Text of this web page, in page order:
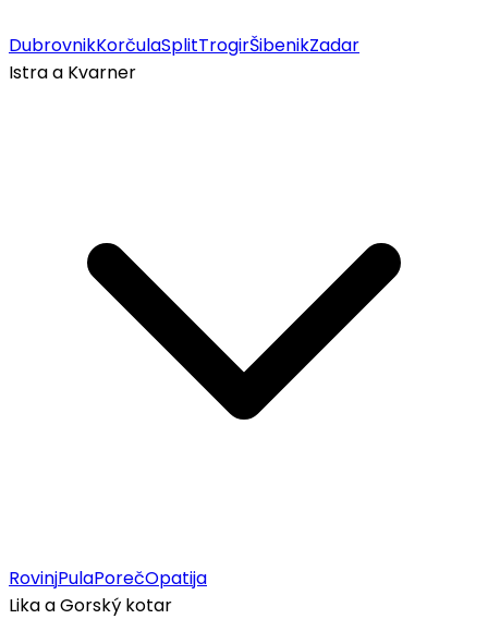
DubrovnikKorčulaSplitTrogirŠibenikZadar
Istra a Kvarner
RovinjPulaPorečOpatija
Lika a Gorský kotar